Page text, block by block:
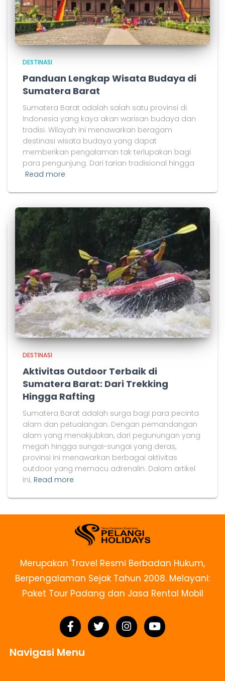
DESTINASI
Panduan Lengkap Wisata Budaya di
Sumatera Barat
Sumatera Barat adalah salah satu provinsi di
Indonesia yang kaya akan warisan budaya dan
tradisi. Wilayah ini menawarkan beragam
destinasi wisata budaya yang dapat
memberikan pengalaman tak terlupakan bagi
para pengunjung. Dari tarian tradisional hingga
Read more
DESTINASI
Aktivitas Outdoor Terbaik di
Sumatera Barat: Dari Trekking
Hingga Rafting
Sumatera Barat adalah surga bagi para pecinta
alam dan petualangan. Dengan pemandangan
alam yang menakjubkan, dari pegunungan yang
megah hingga sungai-sungai yang deras,
provinsi ini menawarkan berbagai aktivitas
outdoor yang memacu adrenalin. Dalam artikel
ini, Read more
Merupakan Travel Resmi Berbadan Hukum,
Berpengalaman Sejak Tahun 2008. Melayani:
Paket Tour Padang dan Jasa Rental Mobil
Navigasi Menu